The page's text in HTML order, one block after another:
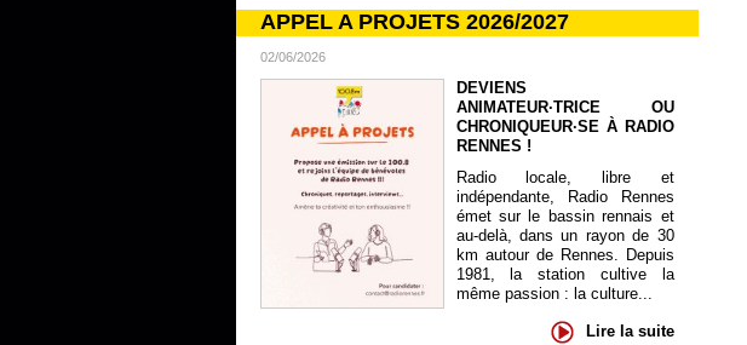
APPEL A PROJETS 2026/2027
02/06/2026
DEVIENS
ANIMATEUR·TRICE OU
CHRONIQUEUR·SE À RADIO
RENNES !
Radio locale, libre et
indépendante, Radio Rennes
émet sur le bassin rennais et
au-delà, dans un rayon de 30
km autour de Rennes. Depuis
1981, la station cultive la
même passion : la culture...
Lire la suite